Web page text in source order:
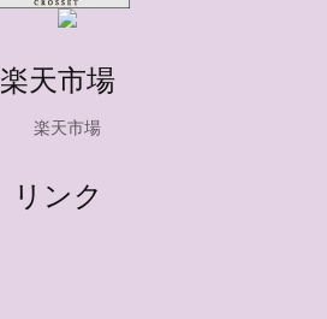
楽天市場
リンク